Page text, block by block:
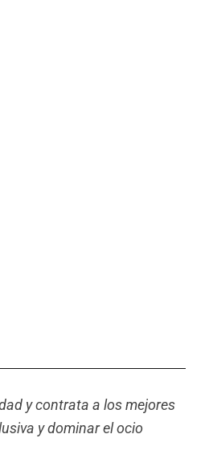
y contrata a los mejores
y dominar el ocio